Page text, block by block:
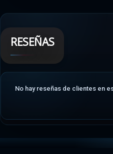
RESEÑAS
No hay reseñas de clientes en